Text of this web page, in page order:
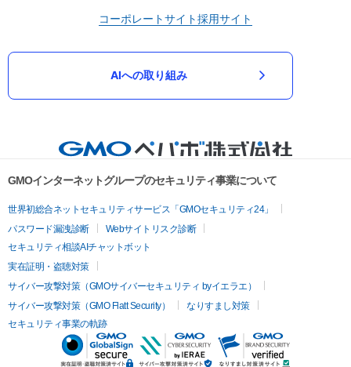
コーポレートサイト採用サイト
AIへの取り組み
GMOインターネットグループのセキュリティ事業について
世界初総合ネットセキュリティサービス「GMOセキュリティ24」
パスワード漏洩診断
Webサイトリスク診断
セキュリティ相談AIチャットボット
実在証明・盗聴対策
サイバー攻撃対策（GMOサイバーセキュリティ byイエラエ）
サイバー攻撃対策（GMO Flatt Security）
なりすまし対策
セキュリティ事業の軌跡